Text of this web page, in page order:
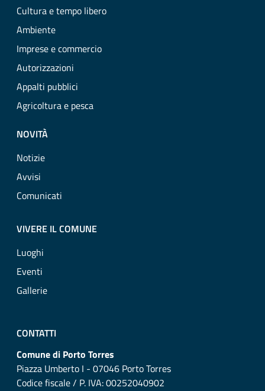
Cultura e tempo libero
Ambiente
Imprese e commercio
Autorizzazioni
Appalti pubblici
Agricoltura e pesca
NOVITÀ
Notizie
Avvisi
Comunicati
VIVERE IL COMUNE
Luoghi
Eventi
Gallerie
CONTATTI
Comune di Porto Torres
Piazza Umberto I - 07046 Porto Torres
Codice fiscale / P. IVA: 00252040902